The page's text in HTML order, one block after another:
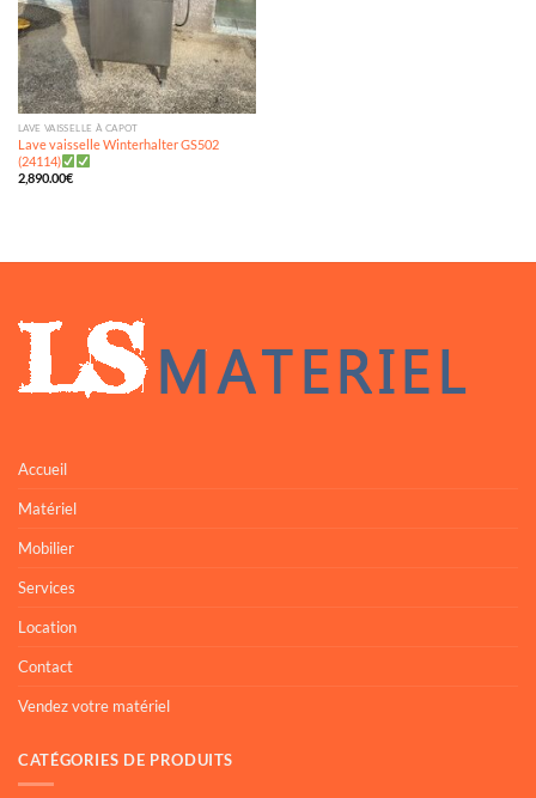
LAVE VAISSELLE À CAPOT
Lave vaisselle Winterhalter GS502
(24114)
2,890.00€
Accueil
Matériel
Mobilier
Services
Location
Contact
Vendez votre matériel
CATÉGORIES DE PRODUITS